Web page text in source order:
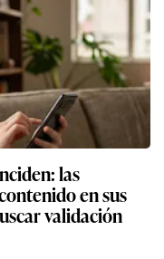
las
en sus
validación